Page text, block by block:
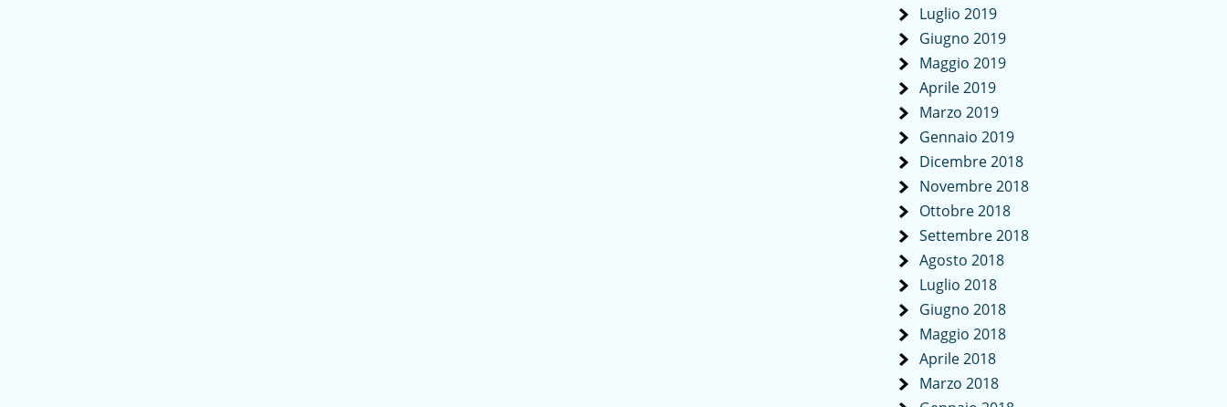
Luglio 2019
Giugno 2019
Maggio 2019
Aprile 2019
Marzo 2019
Gennaio 2019
Dicembre 2018
Novembre 2018
Ottobre 2018
Settembre 2018
Agosto 2018
Luglio 2018
Giugno 2018
Maggio 2018
Aprile 2018
Marzo 2018